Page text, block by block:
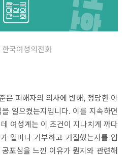
국여성의전화
은 피해자의 의사에 반해, 정당한 이
일으켰는지입니다. 이를 지속하면
여성계는 이 조건이 지나치게 까다
얼마나 거부하고 거절했는지를 입
포심을 느낀 이유가 뭔지와 관련해